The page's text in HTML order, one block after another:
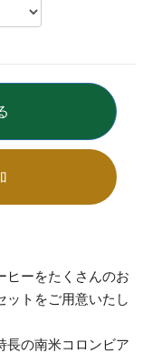
ヒーをたくさんのお
ットをご用意いたし
長の南米コロンビア